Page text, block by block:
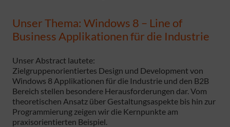
Unser Thema: Windows 8 – Line of
Business Applikationen für die Industrie
Unser Abstract lautete:
Zielgruppenorientiertes Design und Development von
Windows 8 Applikationen für die Industrie und den B2B
Bereich stellen besondere Herausforderungen dar. Vom
theoretischen Ansatz über Gestaltungsaspekte bis hin zur
Programmierung zeigen wir die Kernpunkte am
praxisorientierten Beispiel.